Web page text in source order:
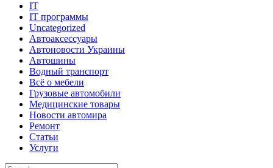
IT
IT программы
Uncategorized
Автоаксессуары
Автоновости Украины
Автошины
Водный транспорт
Всё о мебели
Грузовые автомобили
Медицинские товары
Новости автомира
Ремонт
Статьи
Услуги